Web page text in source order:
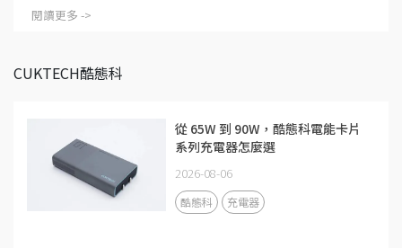
閱讀更多 ->
CUKTECH酷態科
從 65W 到 90W，酷態科電能卡片
系列充電器怎麼選
2026-08-06
酷態科 充電器